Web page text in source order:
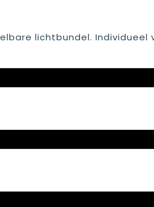
lichtbundel. Individueel